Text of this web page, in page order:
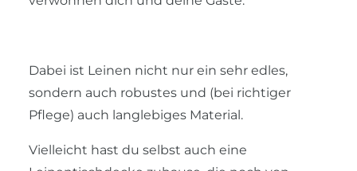
Dabei ist Leinen nicht nur ein sehr edles,
sondern auch robustes und (bei richtiger
Pflege) auch langlebiges Material.
Vielleicht hast du selbst auch eine